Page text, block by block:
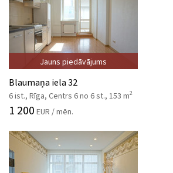
Jauns piedāvājums
Blaumaņa iela 32
6 ist., Rīga, Centrs 6 no 6 st., 153 m2
1 200 EUR / mēn.